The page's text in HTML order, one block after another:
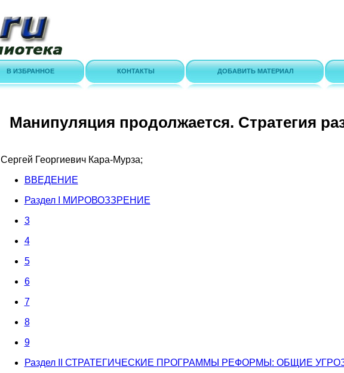
В ИЗБРАННОЕ КОНТАКТЫ ДОБАВИТЬ МАТЕРИАЛ
Манипуляция продолжается. Стратегия
Сергей Георгиевич Кара-Мурза;
ВВЕДЕНИЕ
Раздел I МИРОВОЗЗРЕНИЕ
3
4
5
6
7
8
9
Раздел II СТРАТЕГИЧЕСКИЕ ПРОГРАММЫ РЕФОРМЫ: ОБЩИЕ